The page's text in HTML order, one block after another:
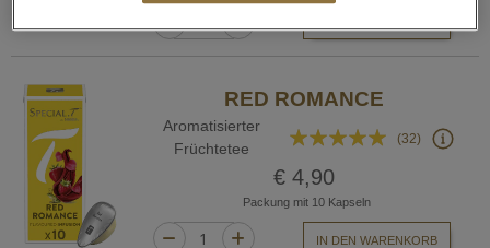
RED ROMANCE
Aromatisierter
Früchtetee
Bewertung:
(32)
€ 4,90
Packung mit 10 Kapseln
IN DEN WARENKORB